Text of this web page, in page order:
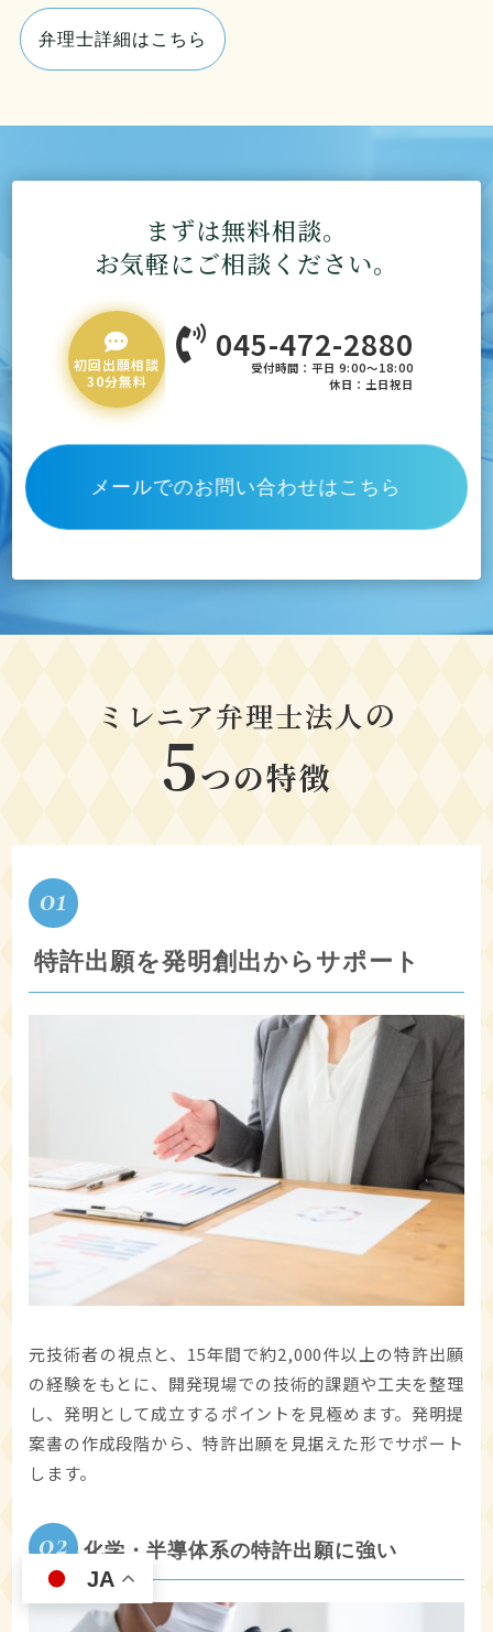
弁理士詳細はこちら
まずは無料相談。
お気軽にご相談ください。

初回出願相談
30分無料
 045-472-2880
受付時間：平日 9:00～18:00
休日：土日祝日
メールでのお問い合わせはこちら
ミレニア弁理士法人の
5つの特徴
01
特許出願を発明創出からサポート
元技術者の視点と、15年間で約2,000件以上の特許出願
の経験をもとに、開発現場での技術的課題や工夫を整理
し、発明として成立するポイントを見極めます。発明提
案書の作成段階から、特許出願を見据えた形でサポート
します。
02 化学・半導体系の特許出願に強い
JA